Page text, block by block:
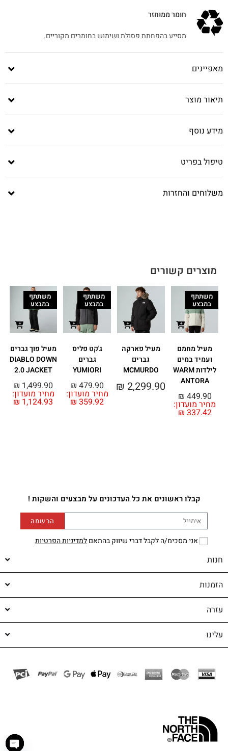
חומר ממוחזר
מסייע בהפחתת פסולת ושימוש בחומרים מקוריים.
מאפיינים
תיאור מוצר
מידע נוסף
טיפול בפריט
משלוחים והחזרות
מוצרים קשורים
משתתף
במבצע
מעיל מחמם
ועמיד במים
לילדות WARM
ANTORA
מחיר מועדון:
₪ 337.42
₪ 449.90
מעיל פארקה
גברים
MCMURDO
₪ 2,299.90
משתתף
במבצע
ג'קט פליס
גברים
YUMIORI
מחיר מועדון:
₪ 359.92
₪ 479.90
משתתף
במבצע
מעיל פוך גברים
DIABLO DOWN
2.0 JACKET
מחיר מועדון:
₪ 1,124.93
₪ 1,499.90
קבלו ראשונים את כל העדכונים על מבצעים והשקות !
אני מסכימ/ה לקבל דברי שיווק בהתאםלמדיניות הפרטיות
הרשמה
חנות
הזמנות
עזרה
עלינו